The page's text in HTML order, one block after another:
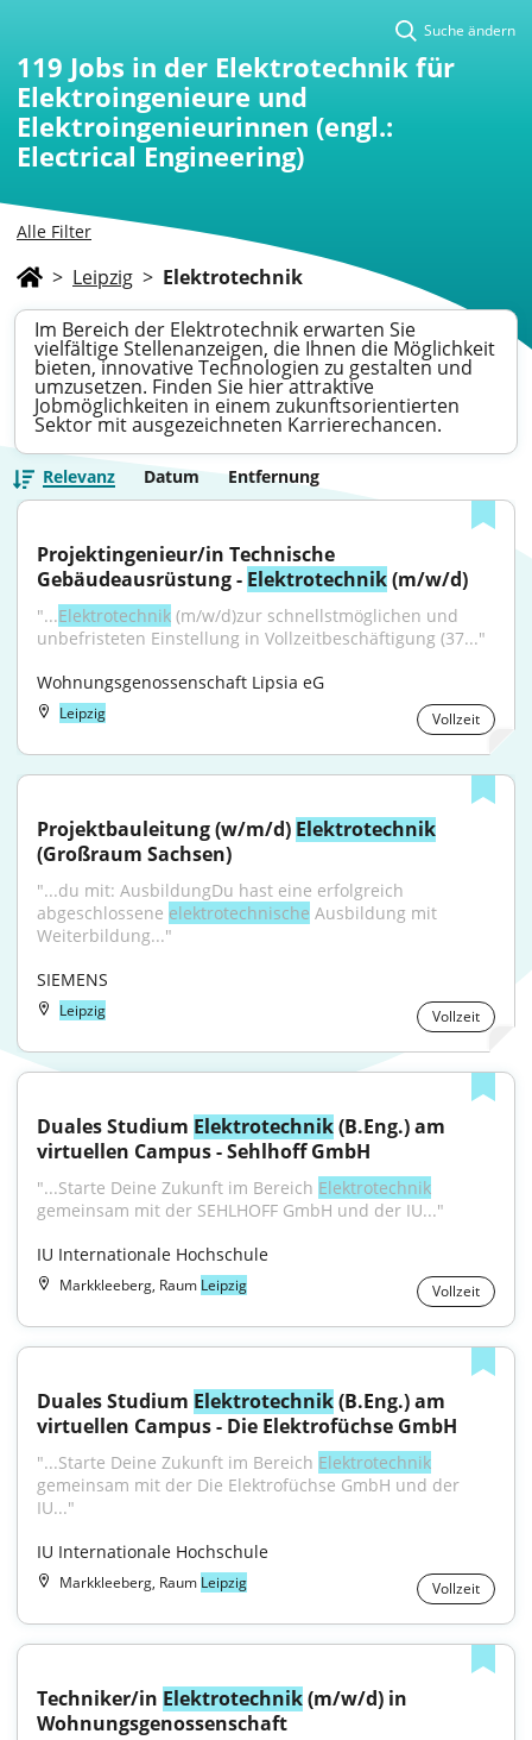
Alle Filter
Suche ändern
119 Jobs in der Elektrotechnik für
Elektroingenieure und
Elektroingenieurinnen (engl.:
Electrical Engineering)
> Leipzig > Elektrotechnik
Im Bereich der Elektrotechnik erwarten Sie
vielfältige Stellenanzeigen, die Ihnen die Möglichkeit
bieten, innovative Technologien zu gestalten und
umzusetzen. Finden Sie hier attraktive
Jobmöglichkeiten in einem zukunftsorientierten
Sektor mit ausgezeichneten Karrierechancen.
Relevanz Datum Entfernung
Projektingenieur/in Technische
Gebäudeausrüstung - Elektrotechnik (m/w/d)
"...Elektrotechnik (m/w/d)zur schnellstmöglichen und
unbefristeten Einstellung in Vollzeitbeschäftigung (37..."
Wohnungsgenossenschaft Lipsia eG
Leipzig Vollzeit
Projektbauleitung (w/m/d) Elektrotechnik
(Großraum Sachsen)
"...du mit: AusbildungDu hast eine erfolgreich
abgeschlossene elektrotechnische Ausbildung mit
Weiterbildung..."
SIEMENS
Leipzig Vollzeit
Duales Studium Elektrotechnik (B.Eng.) am
virtuellen Campus - Sehlhoff GmbH
"...Starte Deine Zukunft im Bereich Elektrotechnik
gemeinsam mit der SEHLHOFF GmbH und der IU..."
IU Internationale Hochschule
Markkleeberg, Raum Leipzig Vollzeit
Duales Studium Elektrotechnik (B.Eng.) am
virtuellen Campus - Die Elektrofüchse GmbH
"...Starte Deine Zukunft im Bereich Elektrotechnik
gemeinsam mit der Die Elektrofüchse GmbH und der
IU..."
IU Internationale Hochschule
Markkleeberg, Raum Leipzig Vollzeit
Techniker/in Elektrotechnik (m/w/d) in
Wohnungsgenossenschaft